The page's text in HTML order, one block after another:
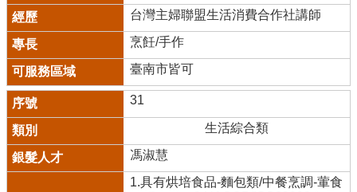
台灣主婦聯盟生活消費合作社講師
烹飪/手作
臺南市皆可
31
生活綜合類
馮淑慧
1.具有烘培食品-麵包類/中餐烹調-葷食